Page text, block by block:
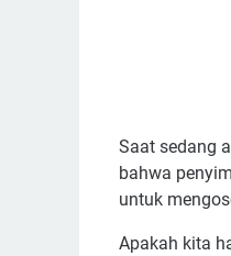
Saat sedang
bahwa
untuk
Apakah kita